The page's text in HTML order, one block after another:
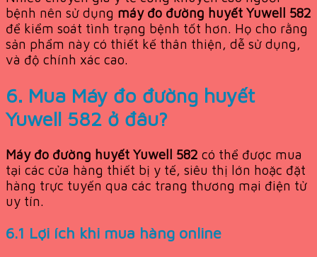
bệnh nên sử dụng máy đo đường huyết Yuwell 582
để kiểm soát tình trạng bệnh tốt hơn. Họ cho rằng
sản phẩm này có thiết kế thân thiện, dễ sử dụng,
và độ chính xác cao.
6. Mua Máy đo đường huyết
Yuwell 582 ở đâu?
Máy đo đường huyết Yuwell 582 có thể được mua
tại các cửa hàng thiết bị y tế, siêu thị lớn hoặc đặt
hàng trực tuyến qua các trang thương mại điện tử
uy tín.
6.1 Lợi ích khi mua hàng online